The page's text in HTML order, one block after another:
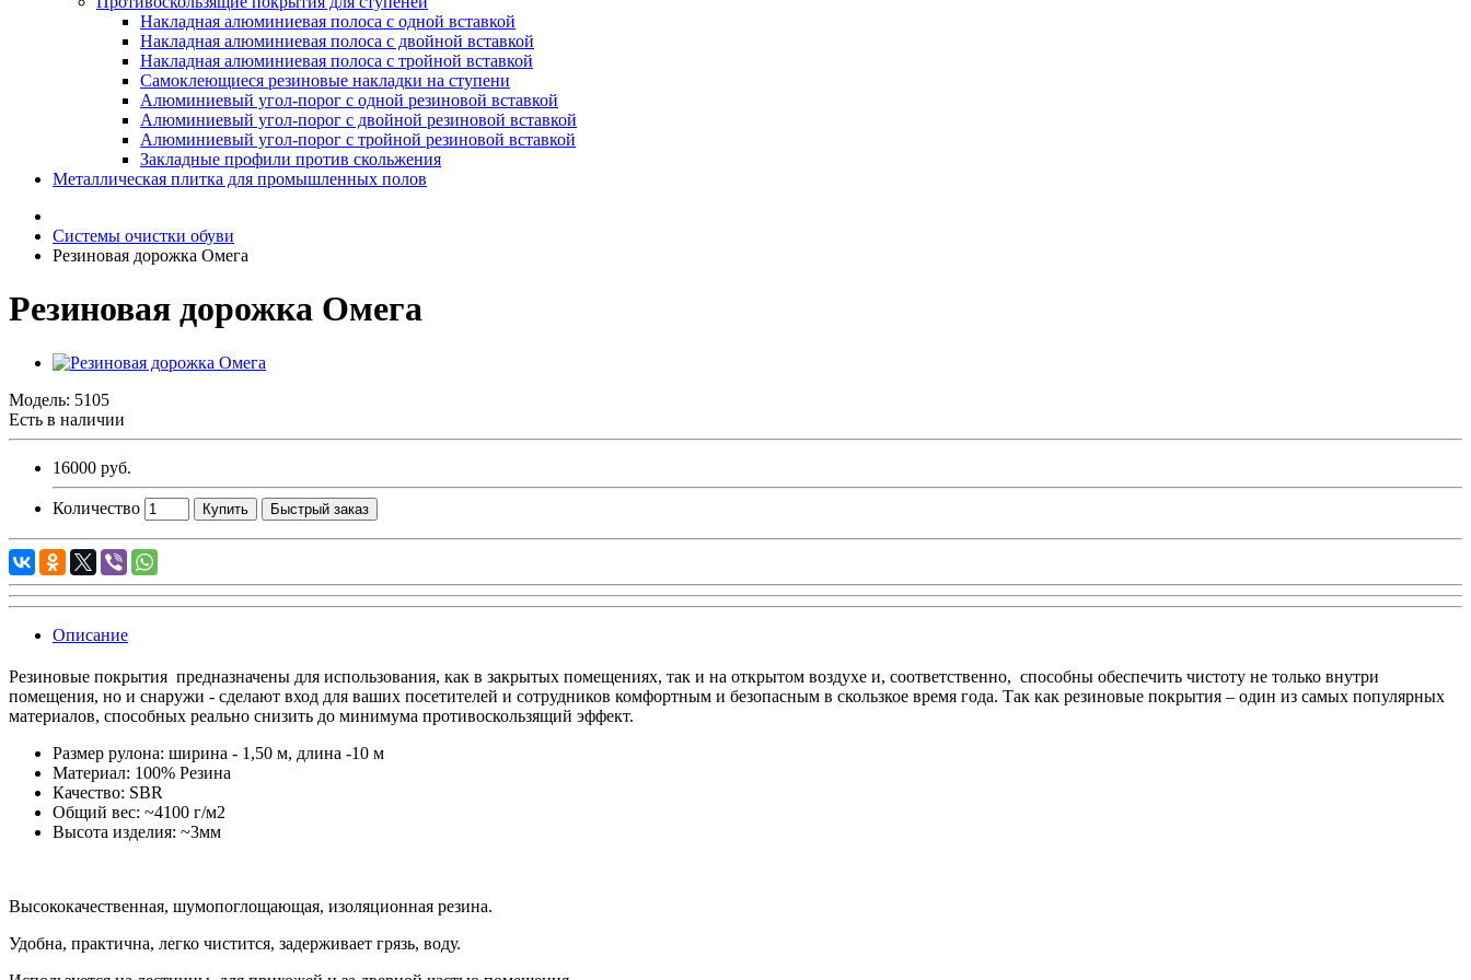
Накладная алюминиевая полоса с одной вставкой
Накладная алюминиевая полоса с двойной вставкой
Накладная алюминиевая полоса с тройной вставкой
Самоклеющиеся резиновые накладки на ступени
Алюминиевый угол-порог с одной резиновой вставкой
Алюминиевый угол-порог с двойной резиновой вставкой
Алюминиевый угол-порог с тройной резиновой вставкой
Закладные профили против скольжения
Металлическая плитка для промышленных полов
Системы очистки обуви
Резиновая дорожка Омега
Резиновая дорожка Омега
Модель: 5105
Есть в наличии
16000 руб.
Количество Купить Быстрый заказ
Описание
Резиновые покрытия предназначены для использования, как в закрытых помещениях, так и на открытом воздухе и, соответственно, способны обеспечить чистоту не только внутри
помещения, но и снаружи - сделают вход для ваших посетителей и сотрудников комфортным и безопасным в скользкое время года. Так как резиновые покрытия – один из самых популярных
материалов, способных реально снизить до минимума противоскользящий эффект.
Размер рулона: ширина - 1,50 м, длина -10 м
Материал: 100% Резина
Качество: SBR
Общий вес: ~4100 г/м2
Высота изделия: ~3мм
Высококачественная, шумопоглощающая, изоляционная резина.
Удобна, практична, легко чистится, задерживает грязь, воду.